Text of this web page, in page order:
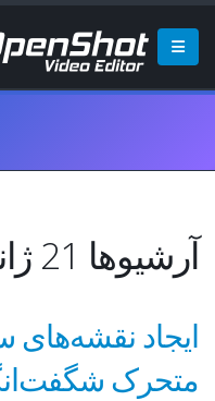
آرشیوها 21 ژانویه 2011
ایجاد نقشه‌های
متحرک